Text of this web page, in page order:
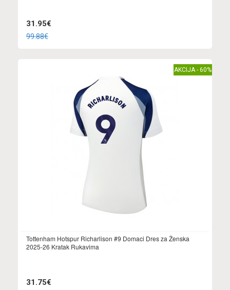
31.95€
99.88€
AKCIJA - 60%
Tottenham Hotspur Richarlison #9 Domaci Dres za Ženska
2025-26 Kratak Rukavima
31.75€